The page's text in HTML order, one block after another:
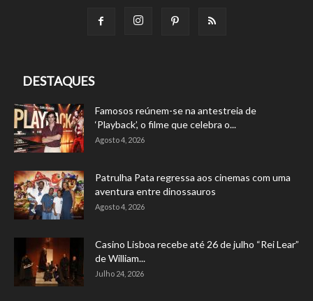
DESTAQUES
Famosos reúnem-se na antestreia de
‘Playback’, o filme que celebra o...
Agosto 4, 2026
Patrulha Pata regressa aos cinemas com uma
aventura entre dinossauros
Agosto 4, 2026
Casino Lisboa recebe até 26 de julho “Rei Lear”
de William...
Julho 24, 2026